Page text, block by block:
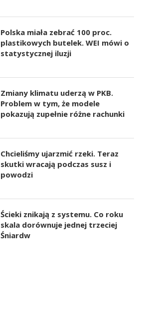
Polska miała zebrać 100 proc.
plastikowych butelek. WEI mówi o
statystycznej iluzji
Zmiany klimatu uderzą w PKB.
Problem w tym, że modele
pokazują zupełnie różne rachunki
Chcieliśmy ujarzmić rzeki. Teraz
skutki wracają podczas susz i
powodzi
Ścieki znikają z systemu. Co roku
skala dorównuje jednej trzeciej
Śniardw